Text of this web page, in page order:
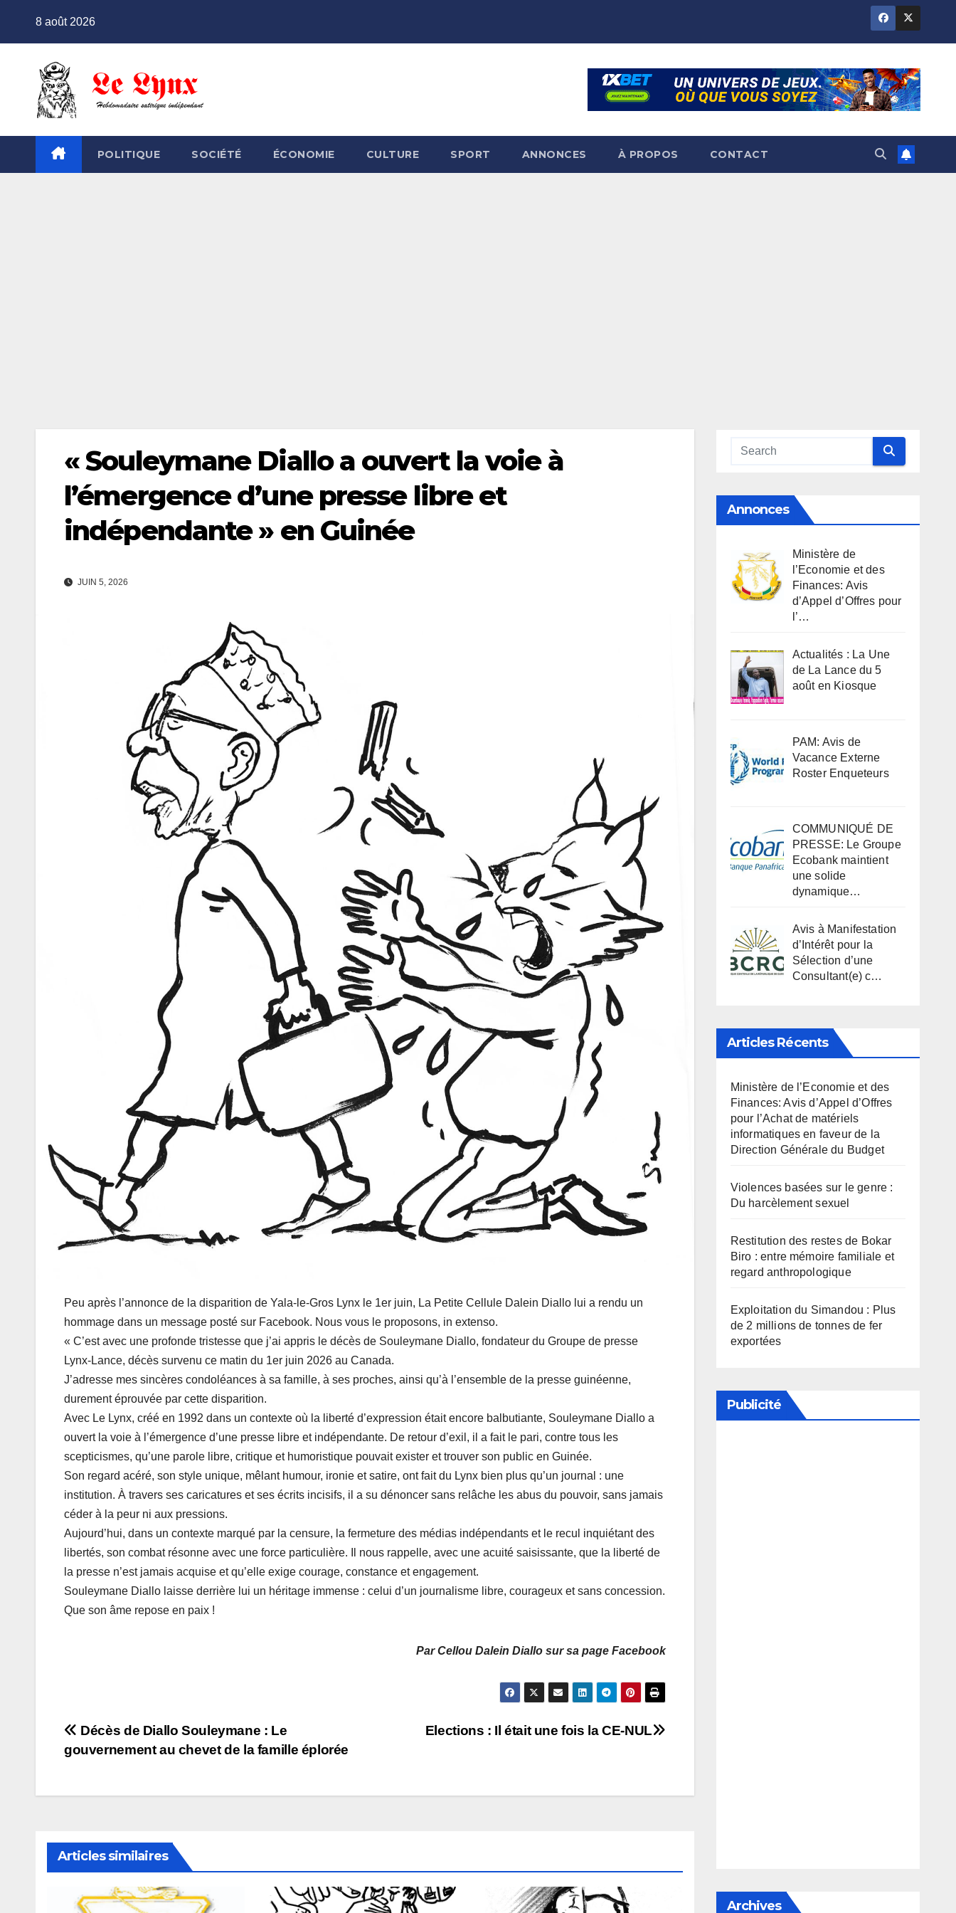
8 août 2026
POLITIQUE SOCIÉTÉ ÉCONOMIE CULTURE SPORT ANNONCES À PROPOS CONTACT
« Souleymane Diallo a ouvert la voie à
l’émergence d’une presse libre et
indépendante » en Guinée
JUIN 5, 2026
Peu après l’annonce de la disparition de Yala-le-Gros Lynx le 1er juin, La Petite Cellule Dalein Diallo lui a rendu un
hommage dans un message posté sur Facebook. Nous vous le proposons, in extenso.
« C’est avec une profonde tristesse que j’ai appris le décès de Souleymane Diallo, fondateur du Groupe de presse
Lynx-Lance, décès survenu ce matin du 1er juin 2026 au Canada.
J’adresse mes sincères condoléances à sa famille, à ses proches, ainsi qu’à l’ensemble de la presse guinéenne,
durement éprouvée par cette disparition.
Avec Le Lynx, créé en 1992 dans un contexte où la liberté d’expression était encore balbutiante, Souleymane Diallo a
ouvert la voie à l’émergence d’une presse libre et indépendante. De retour d’exil, il a fait le pari, contre tous les
scepticismes, qu’une parole libre, critique et humoristique pouvait exister et trouver son public en Guinée.
Son regard acéré, son style unique, mêlant humour, ironie et satire, ont fait du Lynx bien plus qu’un journal : une
institution. À travers ses caricatures et ses écrits incisifs, il a su dénoncer sans relâche les abus du pouvoir, sans jamais
céder à la peur ni aux pressions.
Aujourd’hui, dans un contexte marqué par la censure, la fermeture des médias indépendants et le recul inquiétant des
libertés, son combat résonne avec une force particulière. Il nous rappelle, avec une acuité saisissante, que la liberté de
la presse n’est jamais acquise et qu’elle exige courage, constance et engagement.
Souleymane Diallo laisse derrière lui un héritage immense : celui d’un journalisme libre, courageux et sans concession.
Que son âme repose en paix !
Par Cellou Dalein Diallo sur sa page Facebook
Navigation
de
l’article
Elections : Il était une fois la CE-NUL
Décès de Diallo Souleymane : Le
gouvernement au chevet de la famille éplorée
Articles similaires
Annonces
Ministère de
l’Economie et des
Finances: Avis
d’Appel d’Offres pour
l’…
Actualités : La Une
de La Lance du 5
août en Kiosque
PAM: Avis de
Vacance Externe
Roster Enqueteurs
COMMUNIQUÉ DE
PRESSE: Le Groupe
Ecobank maintient
une solide
dynamique…
Avis à Manifestation
d’Intérêt pour la
Sélection d’une
Consultant(e) c…
Articles Récents
Ministère de l’Economie et des
Finances: Avis d’Appel d’Offres
pour l’Achat de matériels
informatiques en faveur de la
Direction Générale du Budget
Violences basées sur le genre :
Du harcèlement sexuel
Restitution des restes de Bokar
Biro : entre mémoire familiale et
regard anthropologique
Exploitation du Simandou : Plus
de 2 millions de tonnes de fer
exportées
Publicité
Archives